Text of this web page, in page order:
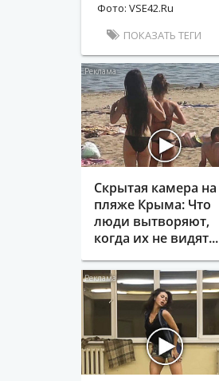
Фото: VSE42.Ru
ПОКАЗАТЬ ТЕГИ
Скрытая камера на
пляже Крыма: Что
люди вытворяют,
когда их не видят...